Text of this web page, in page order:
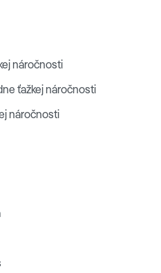
náročnosti
ťažkej náročnosti
náročnosti